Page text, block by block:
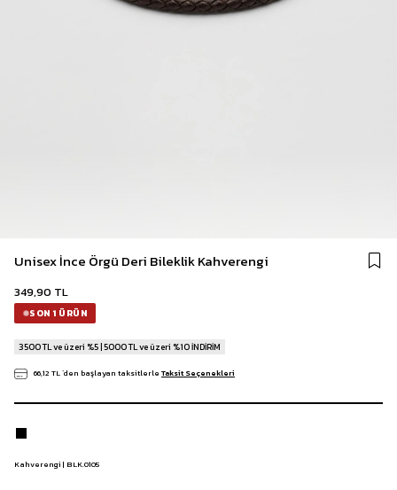
Unisex İnce Örgü Deri Bileklik Kahverengi
349,90 TL
SON 1 ÜRÜN
3500 TL ve üzeri %5 | 5000 TL ve üzeri %10 İNDİRİM
66,12 TL`den başlayan taksitlerle Taksit Seçenekleri
Kahverengi | BLK.0105